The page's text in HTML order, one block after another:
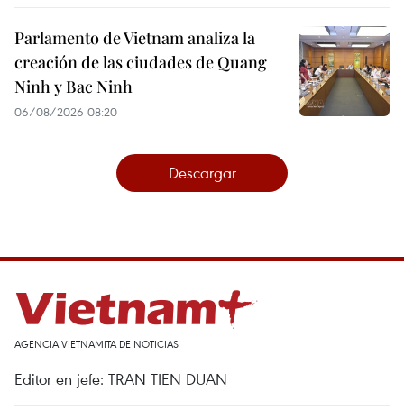
Parlamento de Vietnam analiza la
creación de las ciudades de Quang
Ninh y Bac Ninh
06/08/2026 08:20
Descargar
AGENCIA VIETNAMITA DE NOTICIAS
Editor en jefe: TRAN TIEN DUAN